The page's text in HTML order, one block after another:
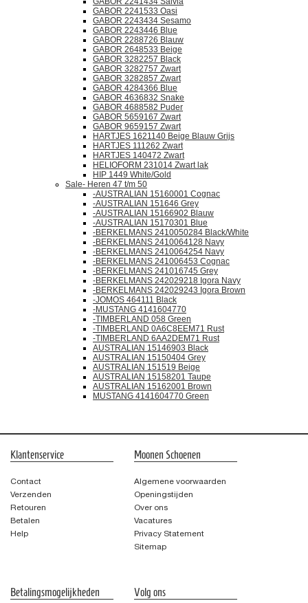
GABOR 2241533 Oasi
GABOR 2243434 Sesamo
GABOR 2243446 Blue
GABOR 2288726 Blauw
GABOR 2648533 Beige
GABOR 3282257 Black
GABOR 3282757 Zwart
GABOR 3282857 Zwart
GABOR 4284366 Blue
GABOR 4636832 Snake
GABOR 4688582 Puder
GABOR 5659167 Zwart
GABOR 9659157 Zwart
HARTJES 1621140 Beige Blauw Grijs
HARTJES 111262 Zwart
HARTJES 140472 Zwart
HELIOFORM 231014 Zwart lak
HIP 1449 White/Gold
Sale- Heren 47 t/m 50
-AUSTRALIAN 15160001 Cognac
-AUSTRALIAN 151646 Grey
-AUSTRALIAN 15166902 Blauw
-AUSTRALIAN 15170301 Blue
-BERKELMANS 2410050284 Black/White
-BERKELMANS 2410064128 Navy
-BERKELMANS 2410064254 Navy
-BERKELMANS 241006453 Cognac
-BERKELMANS 241016745 Grey
-BERKELMANS 242029218 Igora Navy
-BERKELMANS 242029243 Igora Brown
-JOMOS 464111 Black
-MUSTANG 4141604770
-TIMBERLAND 058 Green
-TIMBERLAND 0A6C8EEM71 Rust
-TIMBERLAND 6AA2DEM71 Rust
AUSTRALIAN 15146903 Black
AUSTRALIAN 15150404 Grey
AUSTRALIAN 151519 Beige
AUSTRALIAN 15158201 Taupe
AUSTRALIAN 15162001 Brown
MUSTANG 4141604770 Green
Klantenservice
Contact
Verzenden
Retouren
Betalen
Help
Moonen Schoenen
Algemene voorwaarden
Openingstijden
Over ons
Vacatures
Privacy Statement
Sitemap
Betalingsmogelijkheden Volg ons